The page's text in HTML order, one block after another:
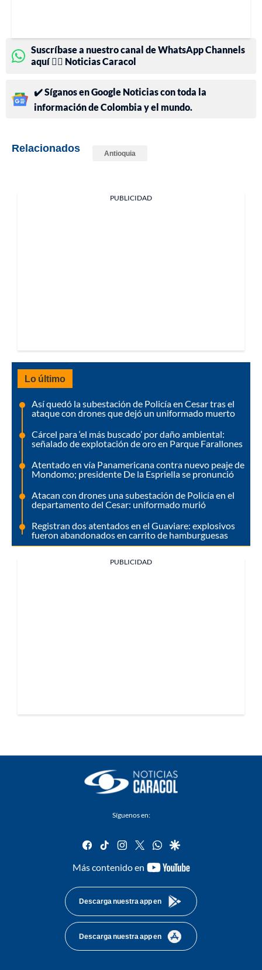
Suscríbase a nuestro canal de WhatsApp Channels
aquí 👉🏻 Noticias Caracol
✔️ Síganos en Google Noticias con toda la
información de Colombia y el mundo.
Relacionados Antioquia
PUBLICIDAD
Lo último
Así quedó la subestación de Policía en Cesar tras el
ataque con drones que dejó un uniformado muerto
Cárcel para ‘el más buscado’ por daño ambiental:
señalado de explotación de oro en Parque Farallones
Atentado en vía Panamericana contra nuevo peaje de
Mondomo; presidente De la Espriella se pronunció
Atacan con drones una subestación de Policía en el
departamento del Cesar: uniformado murió
Registran dos atentados en el Guaviare: explosivos
fueron abandonados en carrito de hamburguesas
PUBLICIDAD
Síguenos en:
facebook
tiktok instagram
twitterwhatsapp
google
Más contenido en
youtube-
Descarga nuestra app en
Descarga nuestra app en